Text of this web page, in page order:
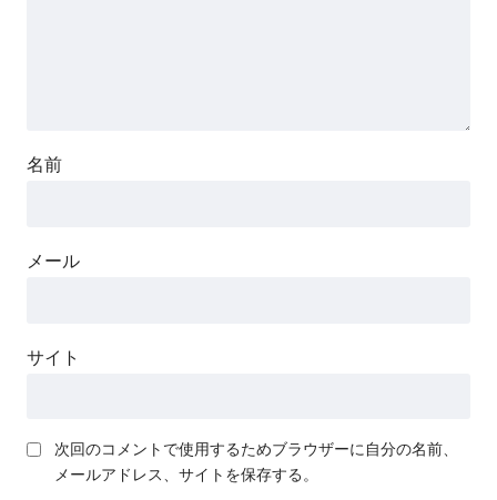
名前
メール
サイト
次回のコメントで使用するためブラウザーに自分の名前、
メールアドレス、サイトを保存する。